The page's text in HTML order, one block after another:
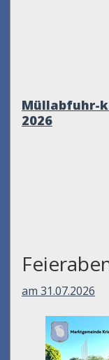
Müllabfuhr-
2026
am 31.07.2026